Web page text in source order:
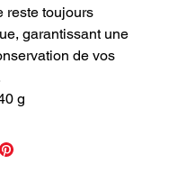
reste toujours
garantissant une
de vos
g